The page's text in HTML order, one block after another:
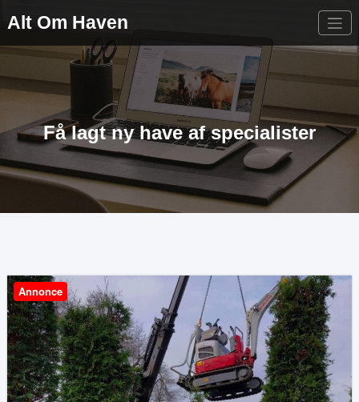
Alt Om Haven
Få lagt ny have af specialister
Annonce